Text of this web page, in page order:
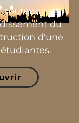
soutenez le
du
d'une